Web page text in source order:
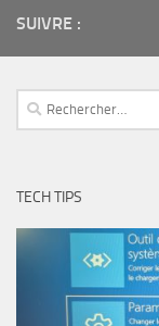
SUIVRE :
Rechercher :
TECH TIPS